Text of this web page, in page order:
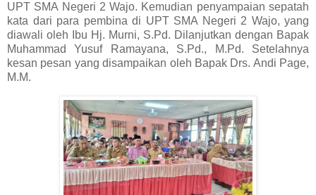
UPT SMA Negeri 2 Wajo. Kemudian penyampaian sepatah
kata dari para pembina di UPT SMA Negeri 2 Wajo, yang
diawali oleh Ibu Hj. Murni, S.Pd. Dilanjutkan dengan Bapak
Muhammad Yusuf Ramayana, S.Pd., M.Pd. Setelahnya
kesan pesan yang disampaikan oleh Bapak Drs. Andi Page,
M.M.